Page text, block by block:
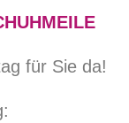
für Sie da!